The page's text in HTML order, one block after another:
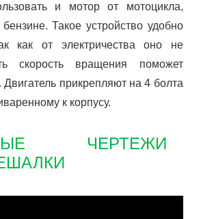
и мотор от мотоцикла,
Такое устройство удобно
как от электричества оно не
скорость вращения поможет
Двигатель прикрепляют на 4 болта
к корпусу.
ЧЕРТЕЖИ